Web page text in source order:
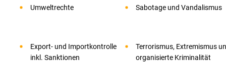
Umweltrechte Sabotage und Vandalismus
Export- und Importkontrolle
inkl. Sanktionen
Terrorismus, Extremismus
organisierte Kriminalität